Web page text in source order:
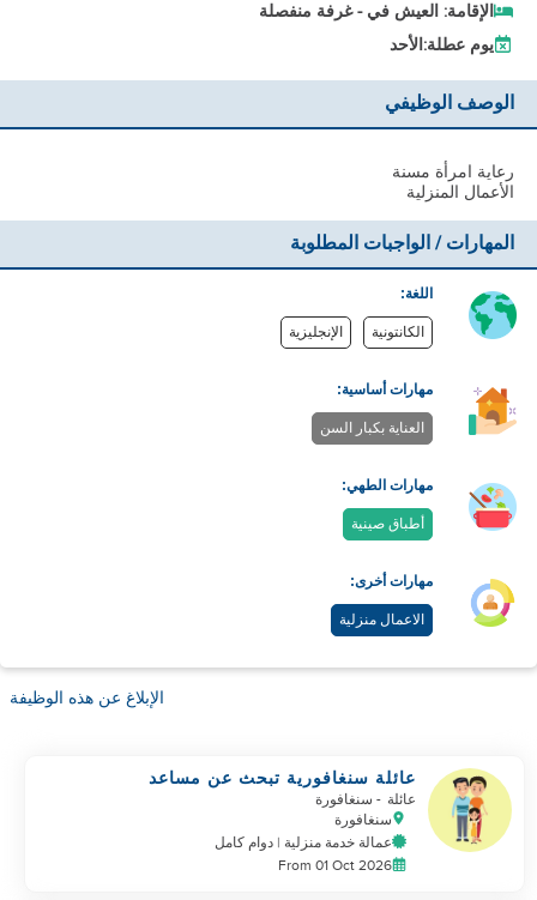
الإقامة: العيش في - غرفة منفصلة
يوم عطلة: الأحد
الوصف الوظيفي
رعاية امرأة مسنة
الأعمال المنزلية
المهارات / الواجبات المطلوبة
اللغة:
الكانتونية الإنجليزية
مهارات أساسية:
العناية بكبار السن
مهارات الطهي:
أطباق صينية
مهارات أخرى:
الاعمال منزلية
الإبلاغ عن هذه الوظيفة
عائلة سنغافورية تبحث عن مساعد
عائلة - سنغافورة
سنغافورة
عمالة خدمة منزلية | دوام كامل
From 01 Oct 2026